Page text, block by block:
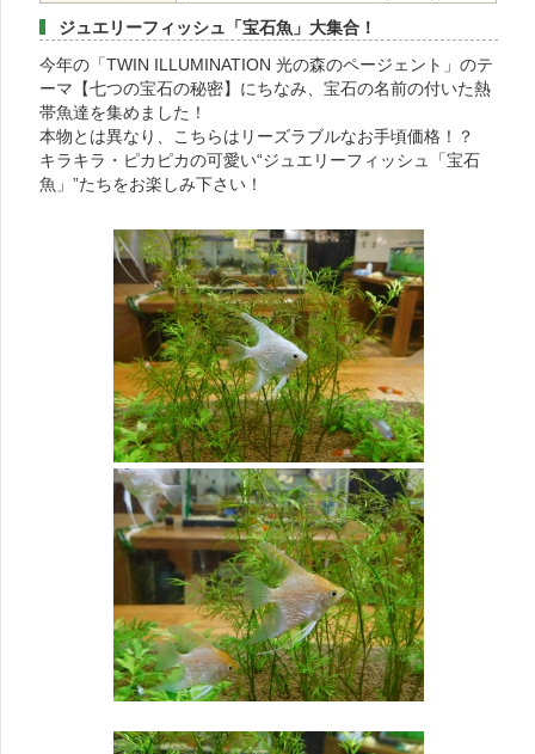
ジュエリーフィッシュ「宝石魚」大集合！
今年の「TWIN ILLUMINATION 光の森のページェント」のテ
ーマ【七つの宝石の秘密】にちなみ、宝石の名前の付いた熱
帯魚達を集めました！
本物とは異なり、こちらはリーズラブルなお手頃価格！？
キラキラ・ピカピカの可愛い“ジュエリーフィッシュ「宝石
魚」”たちをお楽しみ下さい！